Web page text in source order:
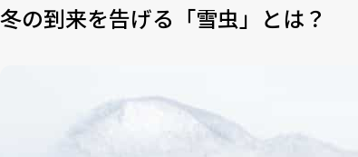
冬の到来を告げる「雪虫」とは？